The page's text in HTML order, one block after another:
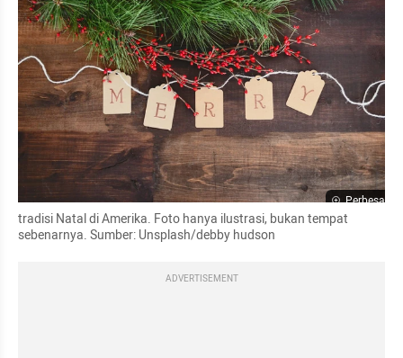
Perbesar
tradisi Natal di Amerika. Foto hanya ilustrasi, bukan tempat
sebenarnya. Sumber: Unsplash/debby hudson
ADVERTISEMENT